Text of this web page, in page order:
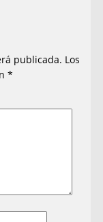
publicada. Los
*